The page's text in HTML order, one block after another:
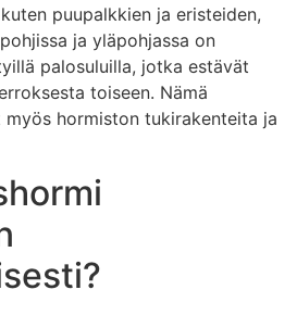
puupalkkien ja eristeiden,
ja yläpohjassa on
palosuluilla, jotka estävät
toiseen. Nämä
hormiston tukirakenteita ja